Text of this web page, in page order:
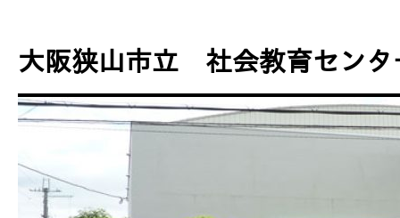
テ
ン
へ
ス
プ
大阪狭山市立 社会教育センタ